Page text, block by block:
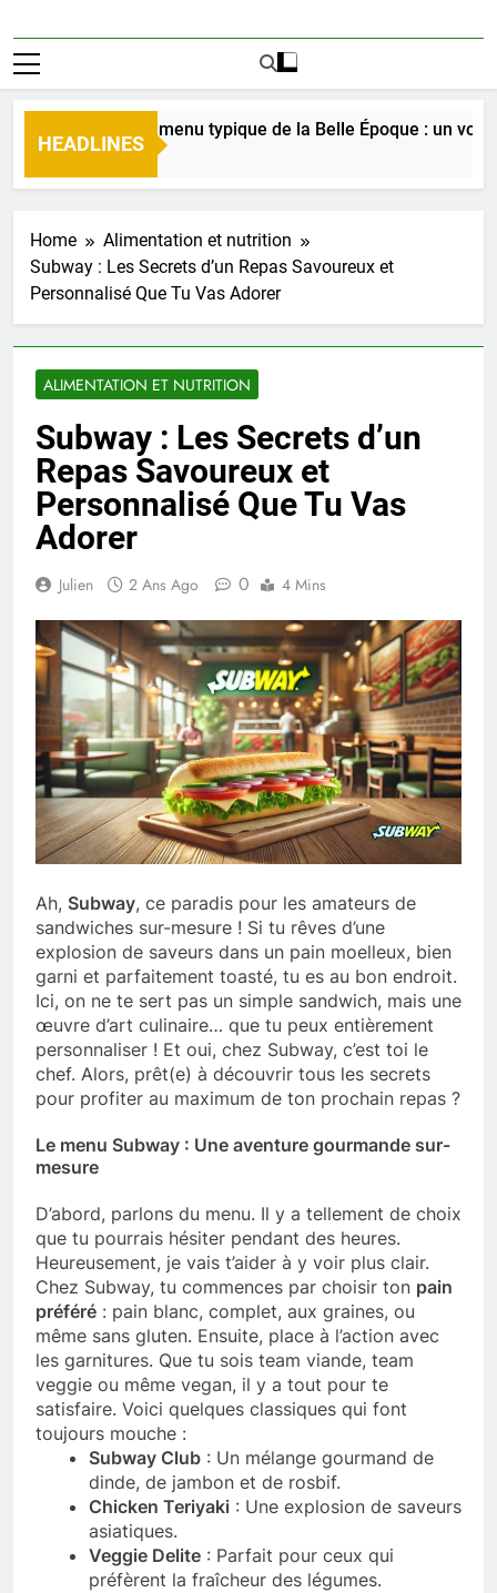
HEADLINES
Découverte du menu typique de la Belle Époque : un voyage
3 Jours Ago
Home
Alimentation et nutrition
Subway : Les Secrets d’un Repas Savoureux et
Personnalisé Que Tu Vas Adorer
ALIMENTATION ET NUTRITION
Subway : Les Secrets d’un
Repas Savoureux et
Personnalisé Que Tu Vas
Adorer
Julien 2 Ans Ago 0 4 Mins
Ah, Subway, ce paradis pour les amateurs de
sandwiches sur-mesure ! Si tu rêves d’une
explosion de saveurs dans un pain moelleux, bien
garni et parfaitement toasté, tu es au bon endroit.
Ici, on ne te sert pas un simple sandwich, mais une
œuvre d’art culinaire… que tu peux entièrement
personnaliser ! Et oui, chez Subway, c’est toi le
chef. Alors, prêt(e) à découvrir tous les secrets
pour profiter au maximum de ton prochain repas ?
Le menu Subway : Une aventure gourmande sur-
mesure
D’abord, parlons du menu. Il y a tellement de choix
que tu pourrais hésiter pendant des heures.
Heureusement, je vais t’aider à y voir plus clair.
Chez Subway, tu commences par choisir ton pain
préféré : pain blanc, complet, aux graines, ou
même sans gluten. Ensuite, place à l’action avec
les garnitures. Que tu sois team viande, team
veggie ou même vegan, il y a tout pour te
satisfaire. Voici quelques classiques qui font
toujours mouche :
Subway Club : Un mélange gourmand de
dinde, de jambon et de rosbif.
Chicken Teriyaki : Une explosion de saveurs
asiatiques.
Veggie Delite : Parfait pour ceux qui
préfèrent la fraîcheur des légumes.